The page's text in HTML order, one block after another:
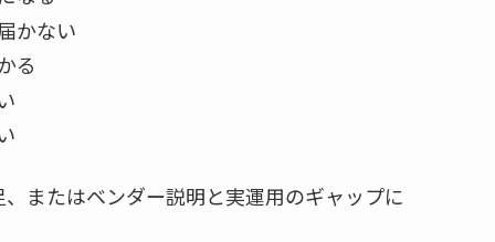
かない
る
またはベンダー説明と実運用のギャップに